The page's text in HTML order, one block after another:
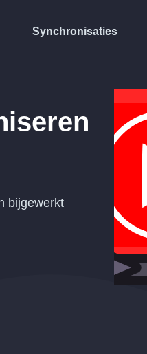
Synchronisaties
bijgewerkt